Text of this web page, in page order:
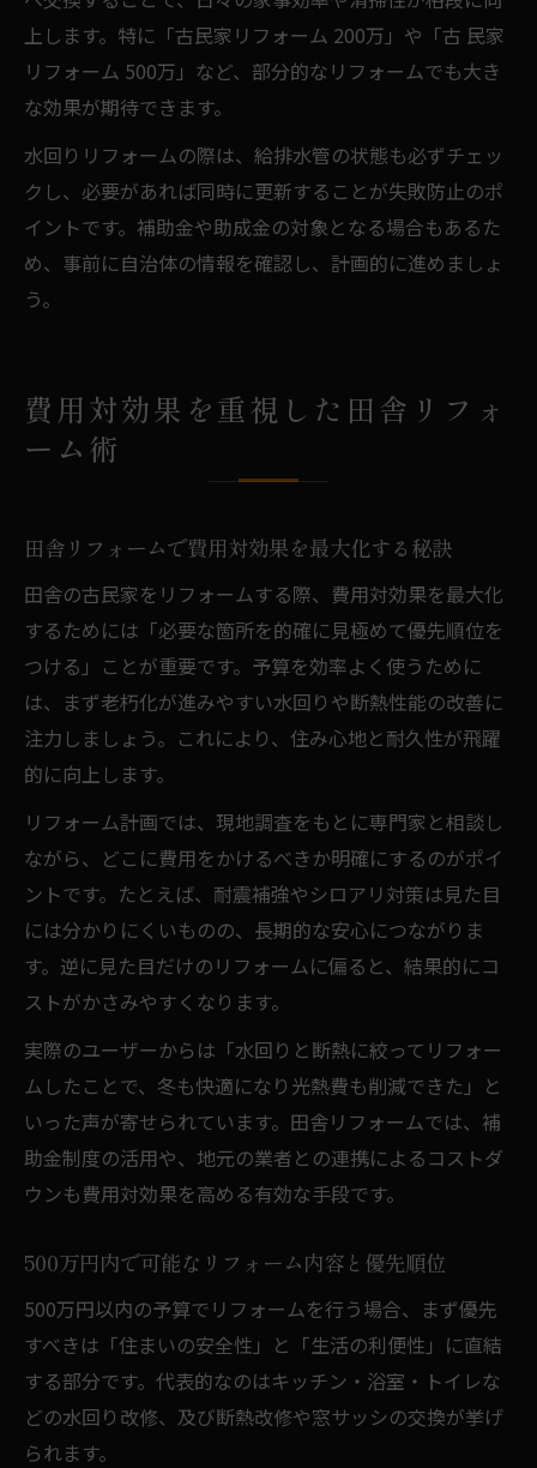
上します。特に「古民家リフォーム 200万」や「古 民家
リフォーム 500万」など、部分的なリフォームでも大き
な効果が期待できます。
水回りリフォームの際は、給排水管の状態も必ずチェッ
クし、必要があれば同時に更新することが失敗防止のポ
イントです。補助金や助成金の対象となる場合もあるた
め、事前に自治体の情報を確認し、計画的に進めましょ
う。
費用対効果を重視した田舎リフォ
ーム術
田舎リフォームで費用対効果を最大化する秘訣
田舎の古民家をリフォームする際、費用対効果を最大化
するためには「必要な箇所を的確に見極めて優先順位を
つける」ことが重要です。予算を効率よく使うために
は、まず老朽化が進みやすい水回りや断熱性能の改善に
注力しましょう。これにより、住み心地と耐久性が飛躍
的に向上します。
リフォーム計画では、現地調査をもとに専門家と相談し
ながら、どこに費用をかけるべきか明確にするのがポイ
ントです。たとえば、耐震補強やシロアリ対策は見た目
には分かりにくいものの、長期的な安心につながりま
す。逆に見た目だけのリフォームに偏ると、結果的にコ
ストがかさみやすくなります。
実際のユーザーからは「水回りと断熱に絞ってリフォー
ムしたことで、冬も快適になり光熱費も削減できた」と
いった声が寄せられています。田舎リフォームでは、補
助金制度の活用や、地元の業者との連携によるコストダ
ウンも費用対効果を高める有効な手段です。
500万円内で可能なリフォーム内容と優先順位
500万円以内の予算でリフォームを行う場合、まず優先
すべきは「住まいの安全性」と「生活の利便性」に直結
する部分です。代表的なのはキッチン・浴室・トイレな
どの水回り改修、及び断熱改修や窓サッシの交換が挙げ
られます。